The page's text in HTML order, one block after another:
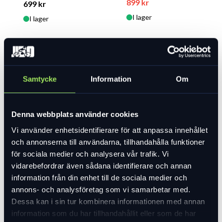
Samtycke Information Om
Denna webbplats använder cookies
Vi använder enhetsidentifierare för att anpassa innehållet
och annonserna till användarna, tillhandahålla funktioner
för sociala medier och analysera vår trafik. Vi
vidarebefordrar även sådana identifierare och annan
information från din enhet till de sociala medier och
annons- och analysföretag som vi samarbetar med.
Dessa kan i sin tur kombinera informationen med annan
information som du har tillhandahållit eller som de har
699 kr
I lager
899 kr
I lager
Bianchi Freccia
Celeste Alu/carb
Bianchi Impulso
Bianchi
36 290 kr
Beställningsvara